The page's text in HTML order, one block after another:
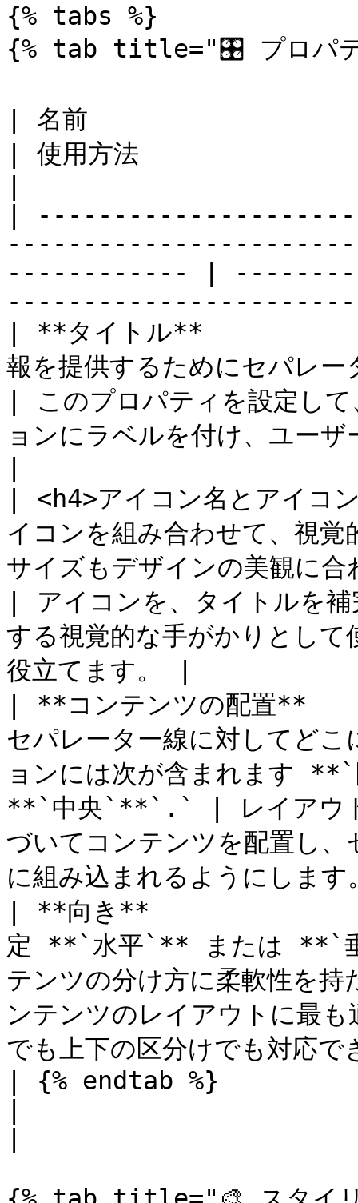
{% tabs %}
{% tab title="🎛️ プロパ
| 名前
| 使用方法
|
------------ |
| **タイトル**
報を提供するためにセパレ
| このプロパティを設定し
ョンにラベルを付け、ユー
| <h4>アイコン名とアイ
イコンを組み合わせて、視
サイズもデザインの美観に
| アイコンを、タイトルを
する視覚的な手がかりとして
役立てます。 |
| **コンテンツの配置**
セパレーター線に対してど
ョンには次が含まれます
**`中央`**`.` | レイアウト
づいてコンテンツを配置し
に組み込まれるようにしま
| **向き**                 |
定 **`水平`** または **`垂
テンツの分け方に柔軟
ンテンツのレイアウトに最
でも上下の区分けでも
| {% endtab %}